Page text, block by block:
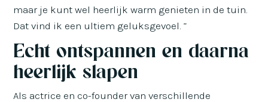
maar je kunt wel heerlijk warm genieten in de tuin.
Dat vind ik een ultiem geluksgevoel. ”
Echt ontspannen en daarna
heerlijk slapen
Als actrice en co-founder van verschillende